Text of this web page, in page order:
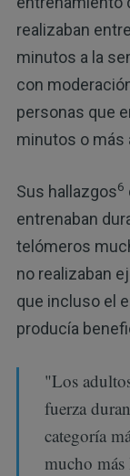
realizaban
minutos a la
con
personas que
minutos o más
Sus hallazgos6
entrenaban
telómeros
no realizaban
que incluso el
producía
"Los
fuerza
categoría
mucho